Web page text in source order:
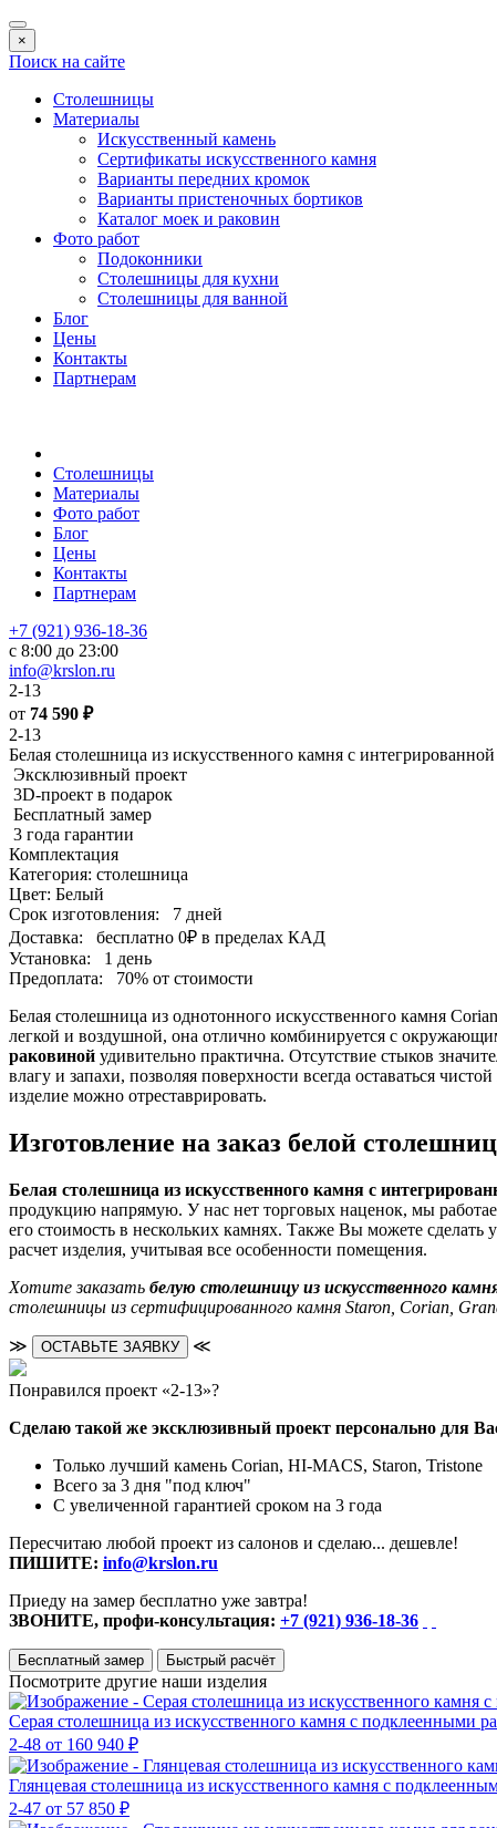
×
Поиск на сайте
Столешницы
Материалы
Искусственный камень
Сертификаты искусственного камня
Варианты передних кромок
Варианты пристеночных бортиков
Каталог моек и раковин
Фото работ
Подоконники
Столешницы для кухни
Столешницы для ванной
Блог
Цены
Контакты
Партнерам
Столешницы
Материалы
Фото работ
Блог
Цены
Контакты
Партнерам
+7 (921) 936-18-36
с 8:00 до 23:00
info@krslon.ru
2-13
от 74 590 ₽
2-13
Белая столешница из искусственного камня с
Эксклюзивный проект
3D-проект в подарок
Бесплатный замер
3 года гарантии
Комплектация
Категория: столешница
Цвет: Белый
Срок изготовления:
7 дней
Доставка:
бесплатно 0₽ в пределах КАД
Установка:
1 день
Предоплата:
70% от стоимости
Белая столешница из однотонного искусственного камня
легкой и воздушной, она отлично комбинируется с
раковиной удивительно практична. Отсутствие стыков
влагу и запахи, позволяя поверхности всегда оставаться
изделие можно отреставрировать.
Изготовление на заказ белой
Белая столешница из искусственного камня с
продукцию напрямую. У нас нет торговых наценок, мы
его стоимость в нескольких камнях. Также Вы можете
расчет изделия, учитывая все особенности помещения.
Хотите заказать белую столешницу из искусственного
столешницы из сертифицированного камня Staron, Corian,
≫ ОСТАВЬТЕ ЗАЯВКУ ≪
Понравился проект «2-13»?
Сделаю такой же эксклюзивный проект персонально для
Только лучший камень Corian, HI-MACS, Staron, Tristone
Всего за 3 дня "под ключ"
С увеличенной гарантией сроком на 3 года
Пересчитаю любой проект из салонов и сделаю... дешевле!
ПИШИТЕ: info@krslon.ru
Приеду на замер бесплатно уже завтра!
ЗВОНИТЕ, профи-консультация: +7 (921) 936-18-36
Бесплатный замер Быстрый расчёт
Посмотрите другие наши изделия
Серая столешница из искусственного камня с подклеенными
2-48 от 160 940 ₽
Глянцевая столешница из искусственного камня с
2-47 от 57 850 ₽